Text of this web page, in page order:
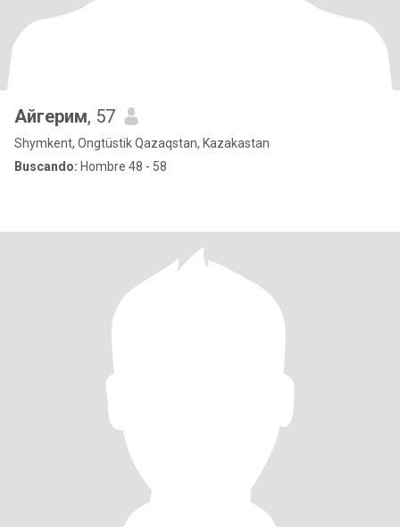
Айгерим, 57
Shymkent, Ongtüstik Qazaqstan, Kazakastan
Buscando: Hombre 48 - 58